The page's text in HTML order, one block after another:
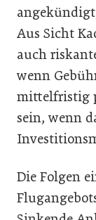
Aus Sicht
auch
wenn
mittelfristig
sein, wenn
Die Folgen